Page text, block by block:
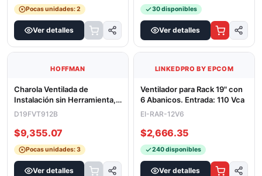
PDU Básico de Montaje en
Rack, Con 6 Salidas Frontales
NEMA 5-15R, Enchufe de E
DP1N190615
$3,358.29
Pocas unidades: 2
Ver detalles
Juego de 2 Herrajes
Metálicos para Fijación de
Gabinetes Línea PST de 60
cm de a
PST-WA-080
$1,162.53
30 disponibles
Ver detalles
LINKEDPRO BY EPCOM